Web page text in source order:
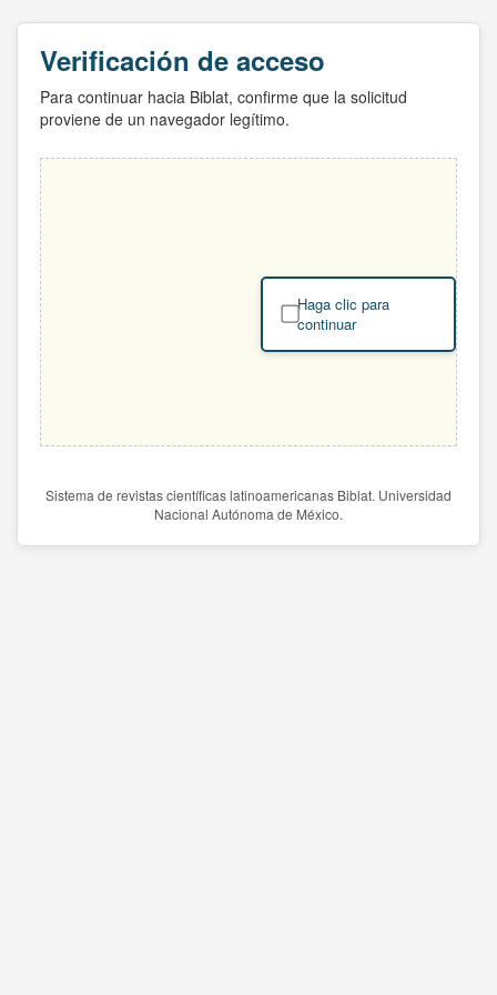
Verificación de acceso
Para continuar hacia Biblat, confirme que la solicitud
proviene de un navegador legítimo.
Haga clic para
continuar
Sistema de revistas científicas latinoamericanas Biblat. Universidad
Nacional Autónoma de México.